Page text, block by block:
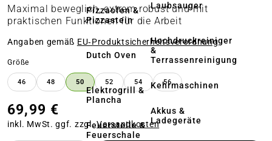
Pizzaofen &
Pizzastein
Dutch Oven
Elektrogrill &
Plancha
Feuerstelle &
Feuerschale
Laubsauger
Hochdruckreiniger
&
Terrassenreinigung
Kehrmaschinen
Akkus &
Ladegeräte
Maximal beweglich, extrem robust und mit
praktischen Funktionen für die Arbeit
Angaben gemäß EU‑Produktsicherheitsverordnung
Größe
46 48 50 52 54 56
69,99 €
inkl. MwSt. ggf. zzgl.Versandkosten